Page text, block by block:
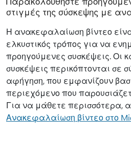
στιγμές της σύσκεψης με
Η ανακεφαλαίωση βίντεο
ελκυστικός τρόπος για να
προηγούμενες συσκέψεις. Οι
συσκέψεις περικόπτονται σε
αφήγηση, που εμφανίζουν
περιεχόμενο που
Για να μάθετε περισσότερα,
Ανακεφαλαίωση βίντεο στο